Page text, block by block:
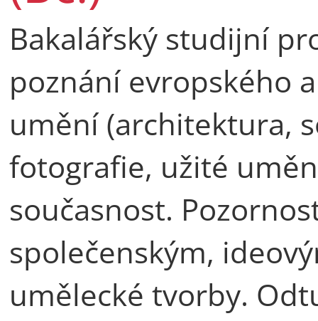
Bakalářský studijní
poznání evropského
umění (architektura,
fotografie, užité
současnost.
společenským,
umělecké tvorby.